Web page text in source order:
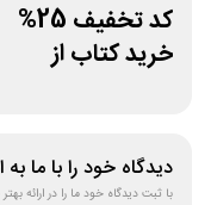
کد تخفیف 25%
خرید کتاب از
دیدگاه خود را با ما به
با ثبت دیدگاه خود ما را در ارائه